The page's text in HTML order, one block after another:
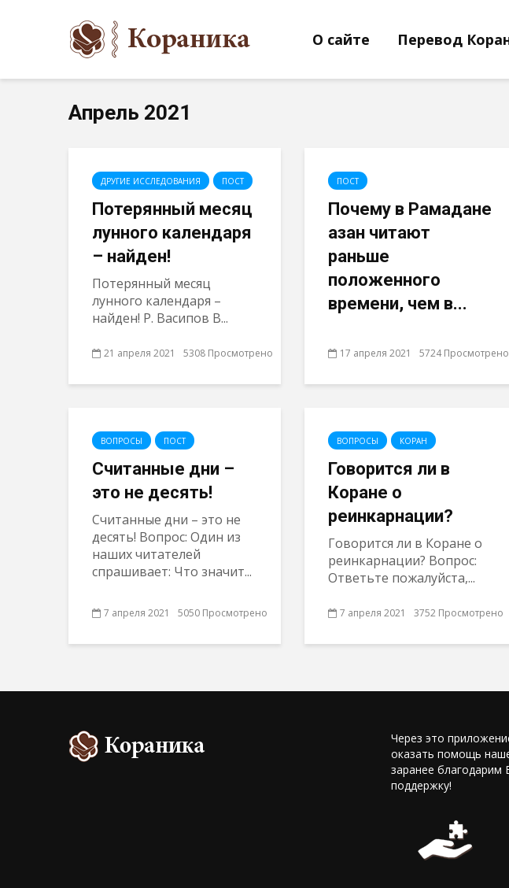
О сайте Перевод
Апрель 2021
ДРУГИЕ ИССЛЕДОВАНИЯ ПОСТ
Потерянный месяц
лунного календаря
– найден!
Потерянный месяц
лунного календаря –
найден! Р. Васипов В...
21 апреля 2021 5308 Просмотрено
ПОСТ
Почему в Рамадане
азан читают
раньше
положенного
времени, чем в...
17 апреля 2021 5724 Просмотрено
ВОПРОСЫ ПОСТ
Считанные дни –
это не десять!
Считанные дни – это не
десять! Вопрос: Один из
наших читателей
спрашивает: Что значит...
7 апреля 2021 5050 Просмотрено
ВОПРОСЫ КОРАН
Говорится ли в
Коране о
реинкарнации?
Говорится ли в Коране о
реинкарнации? Вопрос:
Ответьте пожалуйста,...
7 апреля 2021 3752 Просмотрено
Через это
оказать помощь
заранее
поддержку!